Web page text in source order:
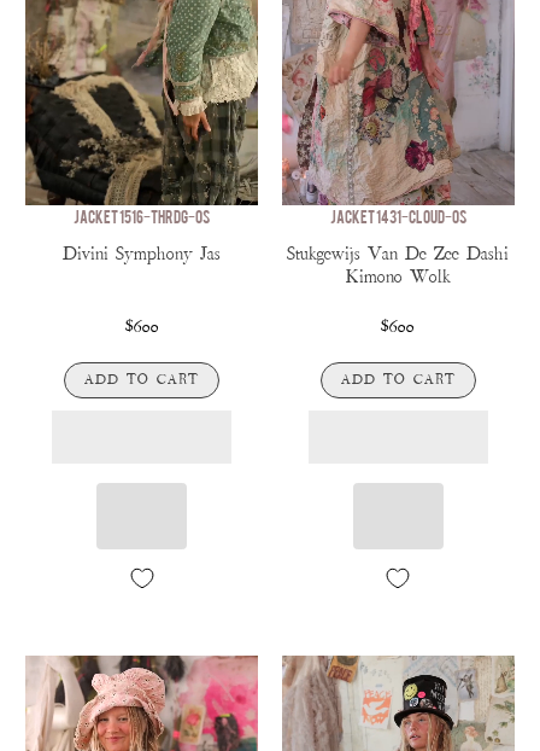
JACKET 1516-THRDG-OS
Divini Symphony Jas
$600
ADD TO CART
JACKET 1431-CLOUD-OS
Stukgewijs Van De Zee Dashi
Kimono Wolk
$600
ADD TO CART